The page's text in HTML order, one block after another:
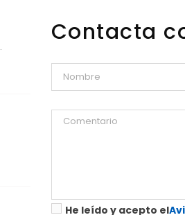
Contacta
He leído y acepto el